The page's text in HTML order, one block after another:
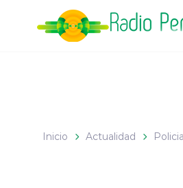
Inicio Actualidad